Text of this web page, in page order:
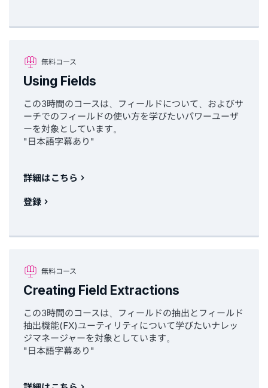
無料コース
Using Fields
この3時間のコースは、フィールドについて、およびサ
ーチでのフィールドの使い方を学びたいパワーユーザ
ーを対象としています。
"日本語字幕あり"
詳細はこちら
登録
無料コース
Creating Field Extractions
この3時間のコースは、フィールドの抽出とフィールド
抽出機能(FX)ユーティリティについて学びたいナレッ
ジマネージャーを対象としています。
"日本語字幕あり"